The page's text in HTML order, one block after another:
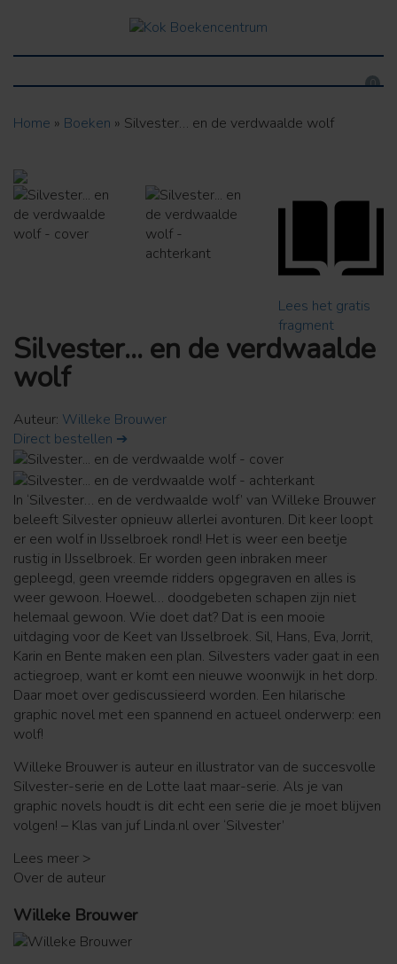
0
Home » Boeken » Silvester… en de verdwaalde wolf
Lees het gratis
fragment
Silvester... en de verdwaalde
wolf
Auteur: Willeke Brouwer
Direct bestellen ➔
In ‘Silvester… en de verdwaalde wolf’ van Willeke Brouwer
beleeft Silvester opnieuw allerlei avonturen. Dit keer loopt
er een wolf in IJsselbroek rond! Het is weer een beetje
rustig in IJsselbroek. Er worden geen inbraken meer
gepleegd, geen vreemde ridders opgegraven en alles is
weer gewoon. Hoewel… doodgebeten schapen zijn niet
helemaal gewoon. Wie doet dat? Dat is een mooie
uitdaging voor de Keet van IJsselbroek. Sil, Hans, Eva, Jorrit,
Karin en Bente maken een plan. Silvesters vader gaat in een
actiegroep, want er komt een nieuwe woonwijk in het dorp.
Daar moet over gediscussieerd worden. Een hilarische
graphic novel met een spannend en actueel onderwerp: een
wolf!
Willeke Brouwer is auteur en illustrator van de succesvolle
Silvester-serie en de Lotte laat maar-serie. Als je van
graphic novels houdt is dit echt een serie die je moet blijven
volgen! – Klas van juf Linda.nl over ‘Silvester’
Lees meer >
Over de auteur
Willeke Brouwer